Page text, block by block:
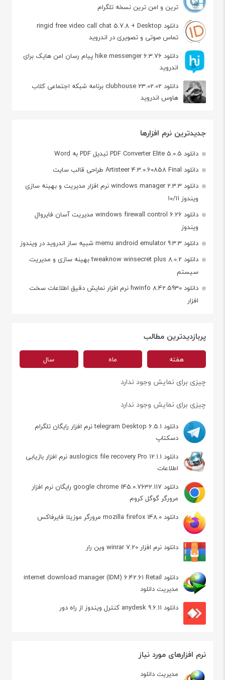
ترین و امن ترین نسخه تلگرام
دانلود ringid free video call chat 5.7.8 + Desktop
تماس صوتی و تصویری در اندروید
دانلود hike messenger 6.3.76 پیام‌ رسان‌ امن هایک برای
اندروید
دانلود clubhouse 23.02.02 برنامه شبکه اجتماعی کلاب
هاوس اندروید
جدیدترین نرم افزارها
دانلود PDF Converter Elite 5.0.5 تبدیل PDF به Word
دانلود Artisteer 4.3.0.60858 Final طراحی قالب سایت
دانلود windows manager 2.3.3 نرم افزار مدیریت و بهینه سازی
ویندوز 10/11
دانلود windows firewall control 6.26 مدیریت آسان فایروال
ویندوز
دانلود memu android emulator 9.3.3 شبیه ساز اندروید در ویندوز
دانلود tweaknow winsecret plus 8.0.2 بهینه سازی و مدیریت
سیستم
دانلود hwinfo 8.42.5930 نرم افزار نمایش دقیق اطلاعات سخت
افزار
پربازدیدترین مطالب
هفته ماه سال
چیزی برای نمایش وجود ندارد
چیزی برای نمایش وجود ندارد
دانلود telegram Desktop 6.5.1 نرم افزار رایگان تلگرام
دسکتاپ
دانلود auslogics file recovery Pro 12.1.1 نرم افزار بازیابی
اطلاعات
دانلود google chrome 145.0.7632.117 رایگان نرم افزار
مرورگر گوگل کروم
دانلود mozilla firefox 148.0 مرورگر موزیلا فایرفاکس
دانلود نرم افزار winrar 7.20 وین رار
دانلود internet download manager (IDM) 6.42.61 Retail
مدیریت دانلود
دانلود anydesk 9.6.11 کنترل ویندوز از راه دور
نرم افزارهای مورد نیاز
مدیریت دانلود